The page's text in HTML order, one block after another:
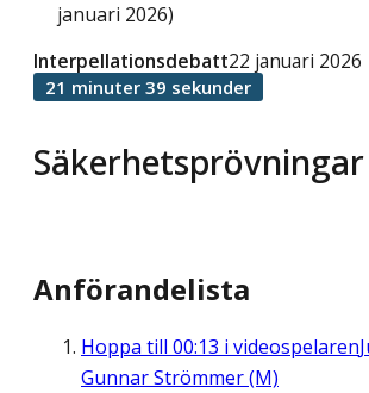
januari 2026)
Säkerhetsprövningar
Interpellationsdebatt22 januari 2026
21 minuter 39 sekunder
Anförandelista
Hoppa till 00:13 i videospelaren
Gunnar Strömmer (M)